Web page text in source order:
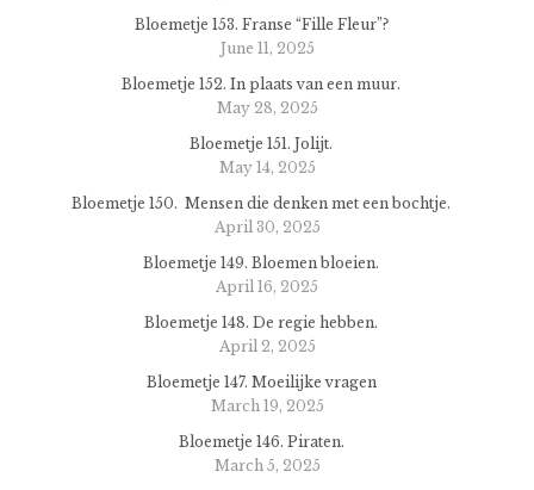
Bloemetje 153. Franse “Fille Fleur”?
June 11, 2025
Bloemetje 152. In plaats van een muur.
May 28, 2025
Bloemetje 151. Jolijt.
May 14, 2025
Bloemetje 150. Mensen die denken met een bochtje.
April 30, 2025
Bloemetje 149. Bloemen bloeien.
April 16, 2025
Bloemetje 148. De regie hebben.
April 2, 2025
Bloemetje 147. Moeilijke vragen
March 19, 2025
Bloemetje 146. Piraten.
March 5, 2025